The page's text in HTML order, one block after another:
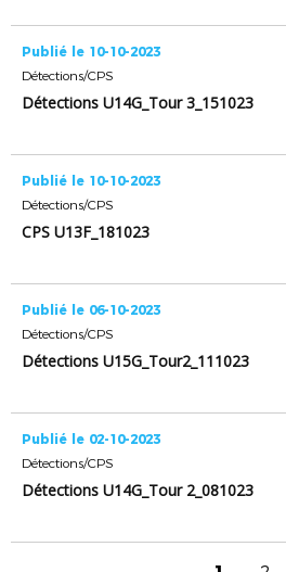
Publié le 10-10-2023
Détections/CPS
Détections U14G_Tour 3_151023
Publié le 10-10-2023
Détections/CPS
CPS U13F_181023
Publié le 06-10-2023
Détections/CPS
Détections U15G_Tour2_111023
Publié le 02-10-2023
Détections/CPS
Détections U14G_Tour 2_081023